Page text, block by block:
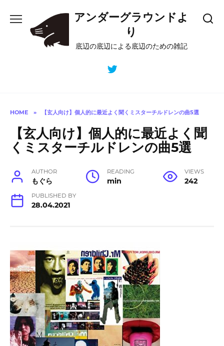
content
アンダーグラウンドよ
り
底辺の底辺による底辺のための雑記
HOME » 【玄人向け】個人的に最近よく聞くミスターチルドレンの曲5選
【玄人向け】個人的に最近よく聞
くミスターチルドレンの曲5選
AUTHOR
もぐら
READING
min
VIEWS
242
PUBLISHED BY
28.04.2021